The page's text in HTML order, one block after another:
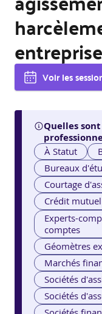
entreprise
Voir les
Quelles
À Statut
Bureaux
Courtage
Crédit mutuel
Experts-
comptes
Géomètres
Marchés
Sociétés
Sociétés